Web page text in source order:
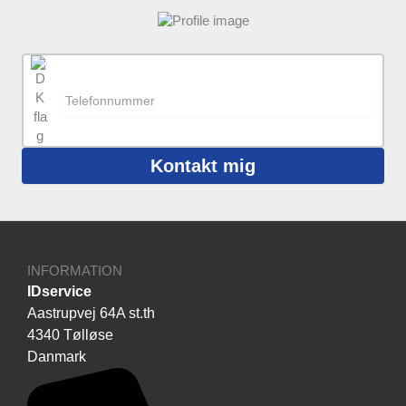
Kontakt mig
INFORMATION
IDservice
Aastrupvej 64A st.th
4340 Tølløse
Danmark